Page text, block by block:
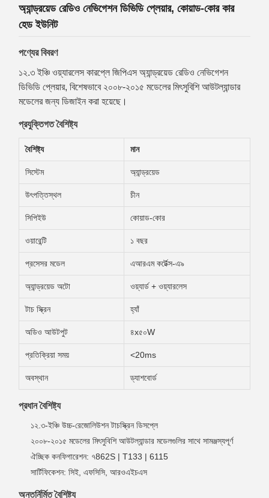
অ্যান্ড্রয়েড রেডিও নেভিগেশন ডিভিডি প্লেয়ার, কোয়াড-কোর কার
হেড ইউনিট
পণ্যের বিবরণ
১২.৩ ইঞ্চি ওয়্যারলেস কারপ্লে জিপিএস অ্যান্ড্রয়েড রেডিও নেভিগেশন
ডিভিডি প্লেয়ার, বিশেষভাবে ২০০৮-২০১৫ মডেলের মিৎসুবিশি আউটল্যান্ডার
মডেলের জন্য ডিজাইন করা হয়েছে।
প্রযুক্তিগত বৈশিষ্ট্য
বৈশিষ্ট্য মান
সিস্টেম অ্যান্ড্রয়েড
উৎপত্তিস্থল চীন
সিপিইউ কোয়াড-কোর
ওয়ারেন্টি ১ বছর
প্রসেসর মডেল এআরএম কর্টেক্স-এ৯
অ্যান্ড্রয়েড অটো ওয়্যার্ড + ওয়্যারলেস
টাচ স্ক্রিন হ্যাঁ
অডিও আউটপুট ৪x৫০W
প্রতিক্রিয়া সময় <20ms
অবস্থান ড্যাশবোর্ড
প্রধান বৈশিষ্ট্য
১২.৩-ইঞ্চি উচ্চ-রেজোলিউশন টাচস্ক্রিন ডিসপ্লে
২০০৮-২০১৫ মডেলের মিৎসুবিশি আউটল্যান্ডার মডেলগুলির সাথে সামঞ্জস্যপূর্ণ
ঐচ্ছিক কনফিগারেশন: ৭862S | T133 | 6115
সার্টিফিকেশন: সিই, এফসিসি, আরওএইচএস
অন্তর্নির্মিত বৈশিষ্ট্য